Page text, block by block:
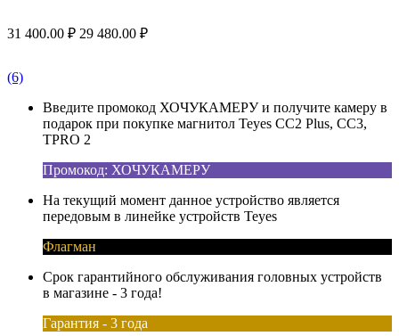
31 400.00 ₽ 29 480.00 ₽
(6)
Введите промокод ХОЧУКАМЕРУ и получите камеру в
подарок при покупке магнитол Teyes CC2 Plus, CC3,
TPRO 2
Промокод: ХОЧУКАМЕРУ
На текущий момент данное устройство является
передовым в линейке устройств Teyes
Флагман
Срок гарантийного обслуживания головных устройств
в магазине - 3 года!
Гарантия - 3 года